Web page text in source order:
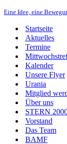
Eine Idee, eine
Startseite
Aktuelles
Termine
Kalender
Unsere Flyer
Urania
Mitglied
Über uns
STERN
Vorstand
Das Team
BAMF